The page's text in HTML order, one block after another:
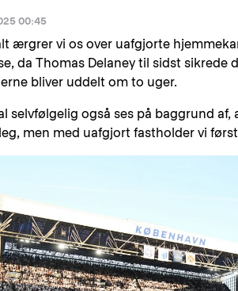
00:45
ærgrer vi os over uafgjorte
da Thomas Delaney til sidst
bliver uddelt om to uger.
selvfølgelig også ses på baggrund
men med uafgjort fastholder vi